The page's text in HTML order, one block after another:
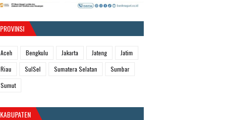
PROVINSI
Aceh Bengkulu Jakarta Jateng
Jatim
Riau
SulSel Sumatera Selatan
Sumbar
Sumut
KABUPATEN